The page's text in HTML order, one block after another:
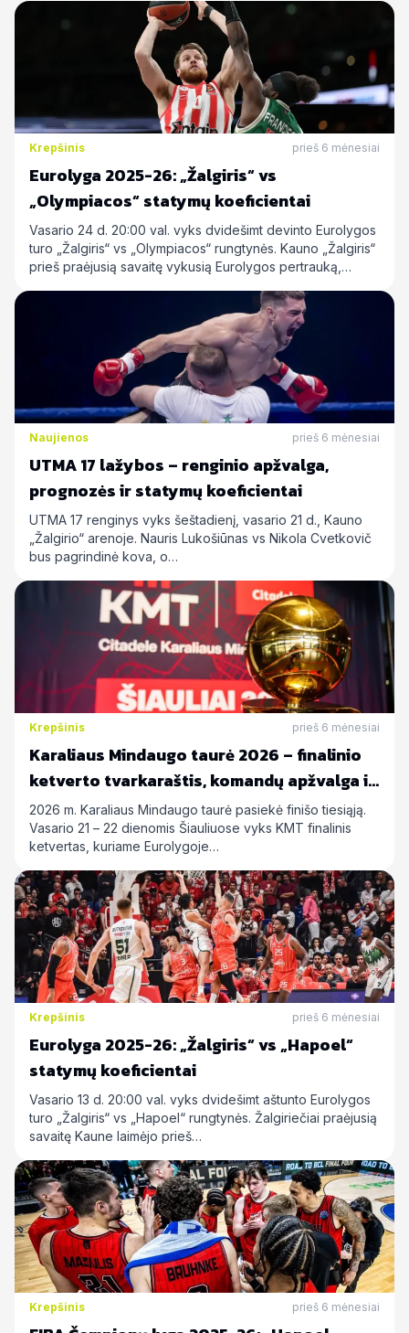
Krepšinis prieš 6 mėnesiai
Eurolyga 2025-26: „Žalgiris“ vs
„Olympiacos“ statymų koeficientai
Vasario 24 d. 20:00 val. vyks dvidešimt devinto Eurolygos
turo „Žalgiris“ vs „Olympiacos“ rungtynės. Kauno „Žalgiris“
prieš praėjusią savaitę vykusią Eurolygos pertrauką,…
Naujienos prieš 6 mėnesiai
UTMA 17 lažybos – renginio apžvalga,
prognozės ir statymų koeficientai
UTMA 17 renginys vyks šeštadienį, vasario 21 d., Kauno
„Žalgirio“ arenoje. Nauris Lukošiūnas vs Nikola Cvetkovič
bus pagrindinė kova, o…
Krepšinis prieš 6 mėnesiai
Karaliaus Mindaugo taurė 2026 – finalinio
ketverto tvarkaraštis, komandų apžvalga ir
statymų prognozės
2026 m. Karaliaus Mindaugo taurė pasiekė finišo tiesiąją.
Vasario 21 – 22 dienomis Šiauliuose vyks KMT finalinis
ketvertas, kuriame Eurolygoje…
Krepšinis prieš 6 mėnesiai
Eurolyga 2025-26: „Žalgiris“ vs „Hapoel“
statymų koeficientai
Vasario 13 d. 20:00 val. vyks dvidešimt aštunto Eurolygos
turo „Žalgiris“ vs „Hapoel“ rungtynės. Žalgiriečiai praėjusią
savaitę Kaune laimėjo prieš…
Krepšinis prieš 6 mėnesiai